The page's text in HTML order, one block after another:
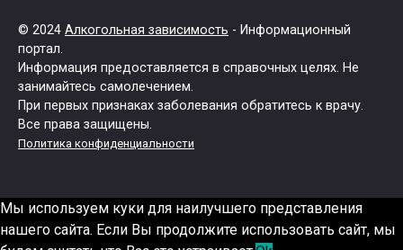
© 2024 Алкогольная зависимость - Информационный
портал.
Информация предоставляется в справочных целях. Не
занимайтесь самолечением.
При первых признаках заболевания обратитесь к врачу.
Все права защищены.
Политика конфиденциальности
Мы используем куки для наилучшего представления
нашего сайта. Если Вы продолжите использовать сайт, мы